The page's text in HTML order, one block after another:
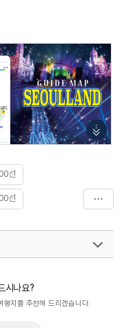
선
선
#테마파크
시나요?
행지를 추천해 드리겠습니다.